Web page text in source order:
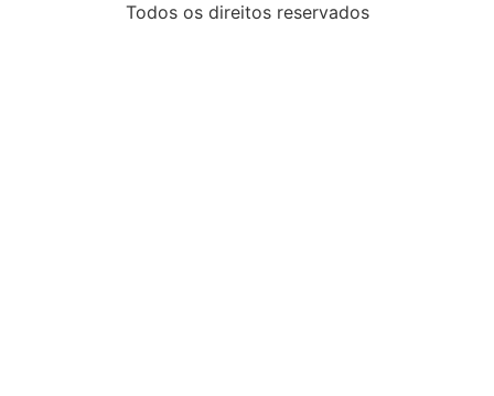
Todos os direitos reservados